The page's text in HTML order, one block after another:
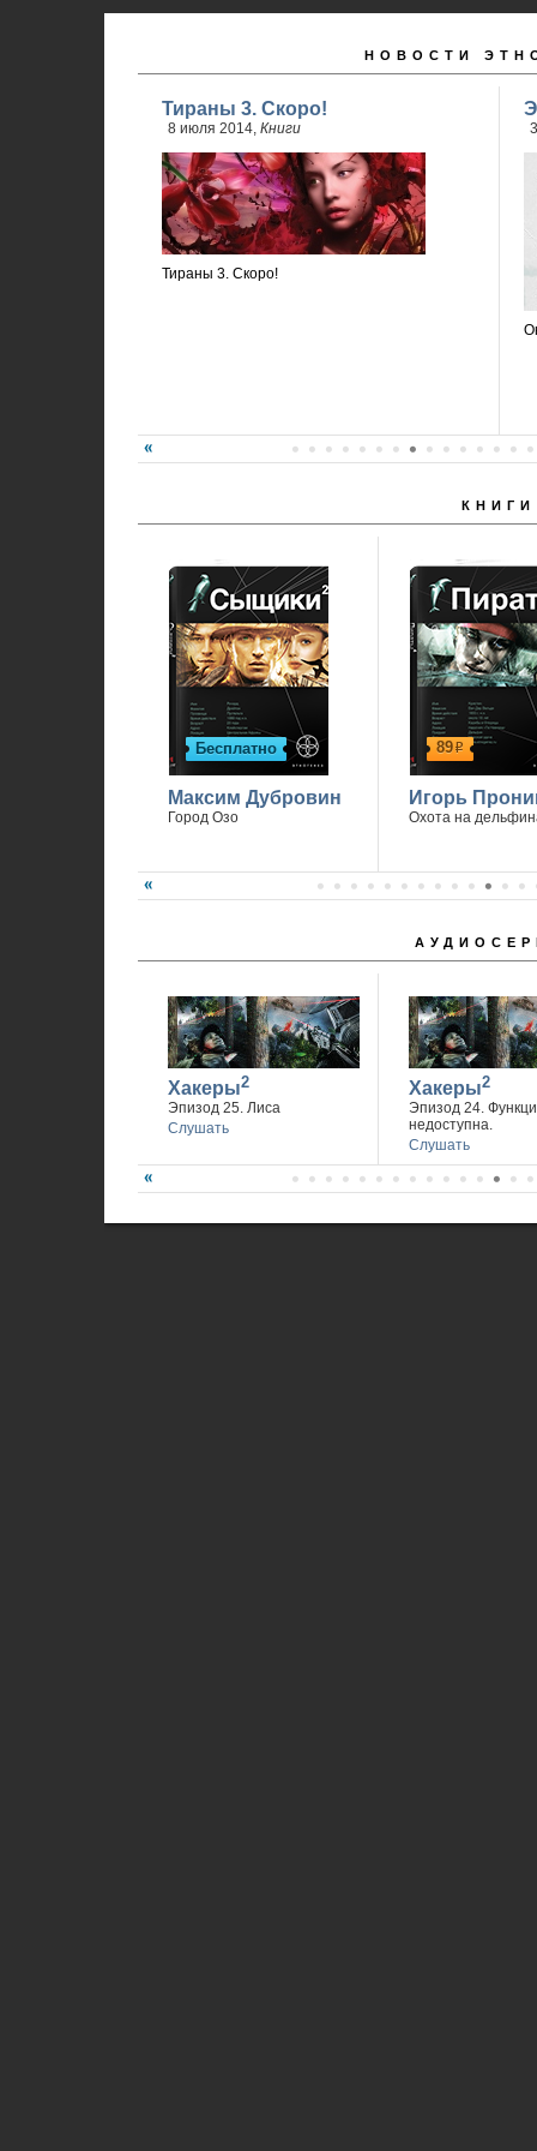
НОВОСТИ
Тираны 3. Скоро!
8 июля 2014, Книги
Тираны 3. Скоро!
КНИГИ
Бесплатно
Максим Дубровин
Город Озо
89р
Игорь
Охота на
Хакеры2
Эпизод 25. Лиса
Слушать
Хакеры2
Эпизод 24.
недоступна.
Слушать